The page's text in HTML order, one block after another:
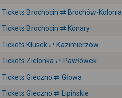
Tickets Brochocin ⇄ Brochów-Kolonia
Tickets Brochocin ⇄ Konary
Tickets Klusek ⇄ Kazimierzów
Tickets Zielonka ⇄ Pawłówek
Tickets Gieczno ⇄ Głowa
Tickets Gieczno ⇄ Lipińskie